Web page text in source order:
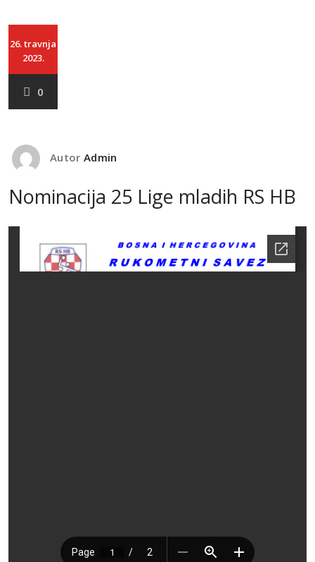
26. travnja
2023.
0
Autor Admin
Nominacija 25 Lige mladih RS HB